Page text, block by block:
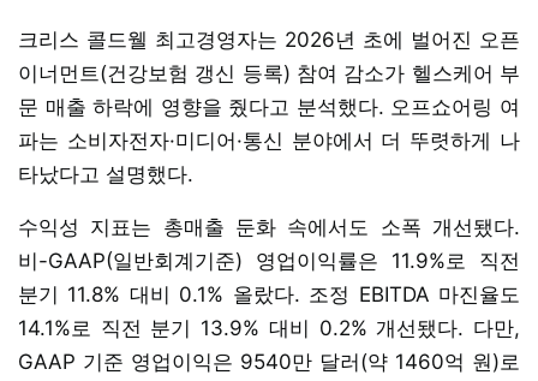
크리스 콜드웰 최고경영자는 2026년 초에 벌어진 오픈
이너먼트(건강보험 갱신 등록) 참여 감소가 헬스케어 부
문 매출 하락에 영향을 줬다고 분석했다. 오프쇼어링 여
파는 소비자전자·미디어·통신 분야에서 더 뚜렷하게 나
타났다고 설명했다.
수익성 지표는 총매출 둔화 속에서도 소폭 개선됐다.
비-GAAP(일반회계기준) 영업이익률은 11.9%로 직전
분기 11.8% 대비 0.1% 올랐다. 조정 EBITDA 마진율도
14.1%로 직전 분기 13.9% 대비 0.2% 개선됐다. 다만,
GAAP 기준 영업이익은 9540만 달러(약 1460억 원)로